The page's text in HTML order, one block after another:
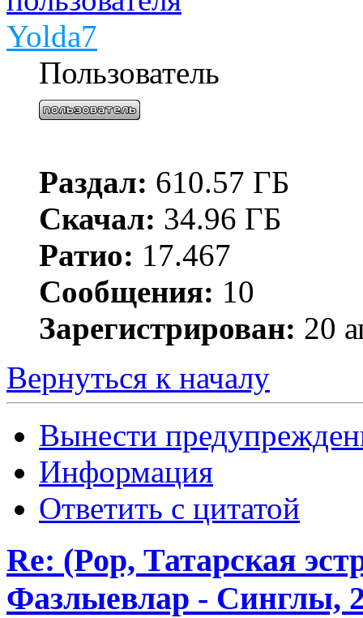
Yolda7
Пользователь
Раздал: 610.57 ГБ
Скачал: 34.96 ГБ
Ратио: 17.467
Сообщения: 10
Зарегистрирован: 20
Вернуться к началу
Вынести
Информация
Ответить с цитатой
Re: (Pop, Татарская
Фазлыевлар - Синглы,